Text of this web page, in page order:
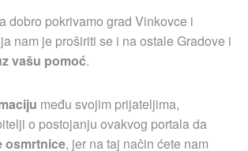
dobro pokrivamo grad Vinkovce i
nam je proširiti se i na ostale Gradove i
vašu pomoć.
među svojim prijateljima,
o postojanju ovakvog portala da
osmrtnice, jer na taj način ćete nam